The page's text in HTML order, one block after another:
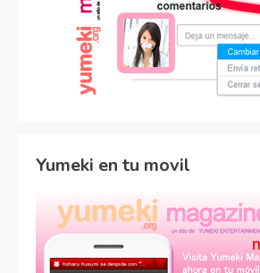
Yumeki en tu movil